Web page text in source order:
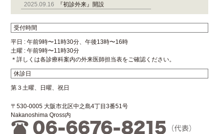
2025.09.16
『初診外来』開設
受付時間
平日 : 午前9時〜11時30分、午後13時〜16時
土曜 : 午前9時〜11時30分
＊詳しくは各診療科案内の外来医師担当表をご確認ください。
休診日
第３土曜、日曜、祝日
〒530-0005 大阪市北区中之島4丁目3番51号
Nakanoshima Qross内